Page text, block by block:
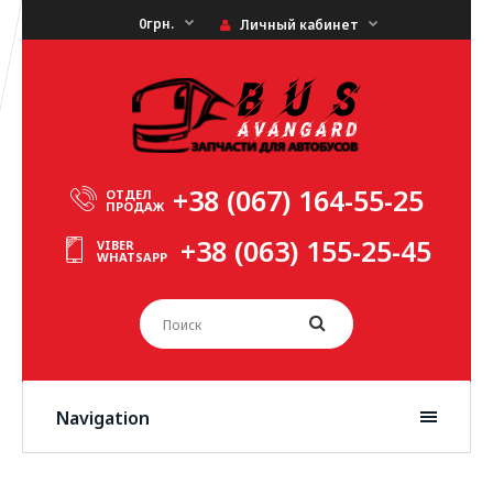
0грн. Личный кабинет
ОТДЕЛ
ПРОДАЖ +38 (067) 164-55-25
VIBER
WHATSAPP +38 (063) 155-25-45
Navigation